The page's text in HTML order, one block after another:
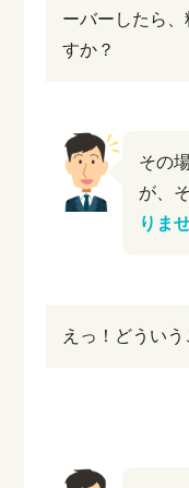
ーバーしたら
すか？
その
が、
りま
えっ！どういう